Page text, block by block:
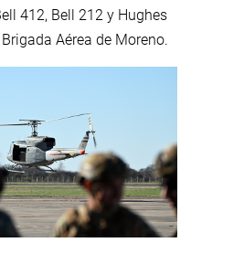
412, Bell 212 y Hughes
Aérea de Moreno.